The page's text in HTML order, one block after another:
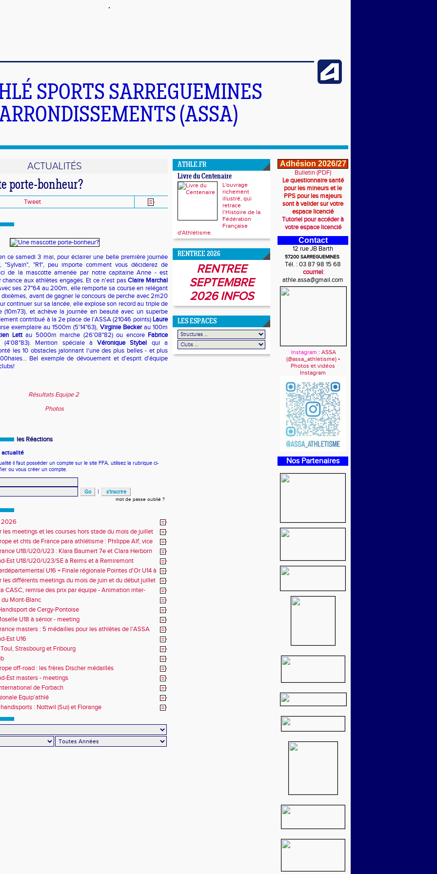
SPORTS SARREGUEMINES
(ASSA)
ACTUALITÉS
porte-bonheur?
Tweet
ce samedi 3 mai, pour éclairer une belle première journée
"Sylvain", "R1", peu importe comment vous déciderez de
de la mascotte amenée par notre capitaine Anne - est
chance aux athlètes engagés. Et ce n'est pasClaire Marchal
ses 27"64 au 200m, elle remporte sa course en relégant
avant de gagner le concours de perche avec 2m20
continuer sur sa lancée, elle explose son record au triple de
(10m73), et achève la journée en beauté avec un superbe
contribué à la 2e place de l'ASSA (21046 points) Laure
exemplaire au 1500m (5'14"63), Virginie Beckerau 100m
Lettau 5000m marche (26'08"82) ou encore Fabrice
(4'08"83). Mention spéciale àVéronique Stybel qui a
les 10 obstacles jalonnant l'une des plus belles - et plus
Bel exemple de dévouement et d'esprit d'équipe
Résultats Equipe 2
Photos
les Réactions
actualité
il faut posséder un compte sur le site FFA, utilisez la rubrique ci-
ou vous créer un compte.
|
mot de passe oublié ?
2026
les meetings et les courses hors stade du mois de juillet
et chts de France para athlétisme : Philippe Alf, vice
et multiples médaillés aux France
U18/U20/U23 : Klara Baumert 7e et Clara Herborn
Est U18/U20/U23/SE à Reims et à Remiremont
U16 + Finale régionale Pointes d'Or U14 à
les différents meetings du mois de juin et du début juillet
CASC, remise des prix par équipe - Animation inter-
Mont-Blanc
de Cergy-Pontoise
U18 à sénior - meeting
masters : 5 médailles pour les athlètes de l'ASSA
Est U16
Strasbourg et Fribourg
off-road : les frères Discher médaillés
Est masters - meetings
de Forbach
Equip'athlé
: Nottwil (Sui) et Florange
ATHLE.FR
Livre du Centenaire
L'ouvrage
richement
illustré, qui
retrace
l’Histoire de la
Fédération
Française
d'Athlétisme.
RENTREE 2026
RENTREE
SEPTEMBRE
2026 INFOS
LES ESPACES
Adhésion 2026/27
Bulletin (PDF)
Le questionnaire santé
pour les mineurs et le
PPS pour les majeurs
sont à valider sur votre
espace licencié
Tutoriel pour accéder à
votre espace licencié
Contact
12 rue JB Barth
57200 SARREGUEMINES
Tél. : 03 87 98 15 68
courriel:
athle.assa@gmail.com
Instagram : ASSA
(@assa_athletisme) •
Photos et vidéos
Instagram
Nos Partenaires